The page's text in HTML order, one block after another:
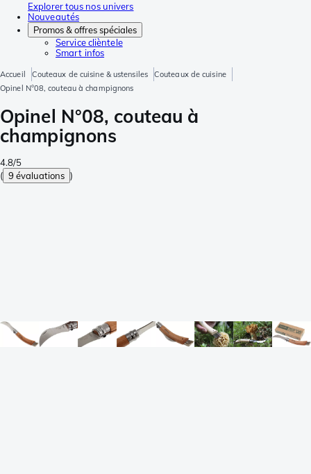
Explorer tous nos univers
Nouveautés
Promos & offres spéciales
Service clièntele
Smart infos
Accueil Couteaux de cuisine & ustensiles
Couteaux de cuisine
Opinel N°08, couteau à champignons
Opinel N°08, couteau à
champignons
4.8/5
( 9 évaluations )